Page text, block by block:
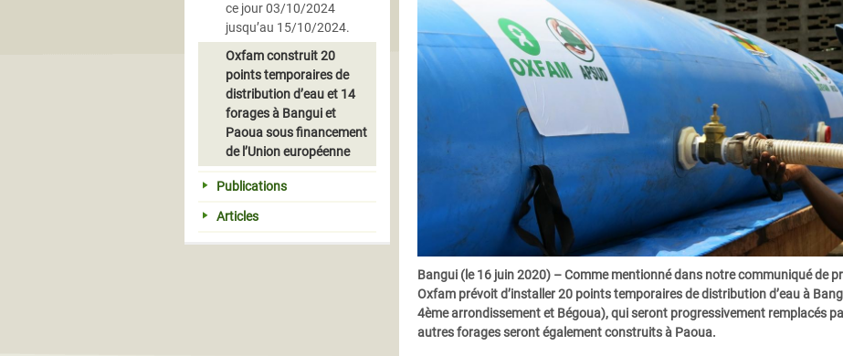
Bangui (le 16 juin 2020) – Comme mentionné dans notre communiqué de
Oxfam prévoit d’installer 20 points temporaires de distribution d’eau à
4ème arrondissement et Bégoua), qui seront progressivement remplacés
autres forages seront également construits à Paoua.
ce jour 03/10/2024
jusqu’au 15/10/2024.
Oxfam construit 20
points temporaires de
distribution d’eau et 14
forages à Bangui et
Paoua sous financement
de l’Union européenne
Publications
Articles